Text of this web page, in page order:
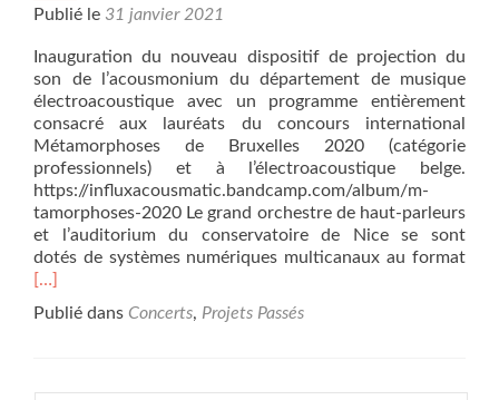
Publié le 31 janvier 2021
Inauguration du nouveau dispositif de projection du
son de l’acousmonium du département de musique
électroacoustique avec un programme entièrement
consacré aux lauréats du concours international
Métamorphoses de Bruxelles 2020 (catégorie
professionnels) et à l’électroacoustique belge.
https://influxacousmatic.bandcamp.com/album/m-
tamorphoses-2020 Le grand orchestre de haut-parleurs
et l’auditorium du conservatoire de Nice se sont
dotés de systèmes numériques multicanaux au formatEn
[…]
Publié dans Concerts, Projets Passés